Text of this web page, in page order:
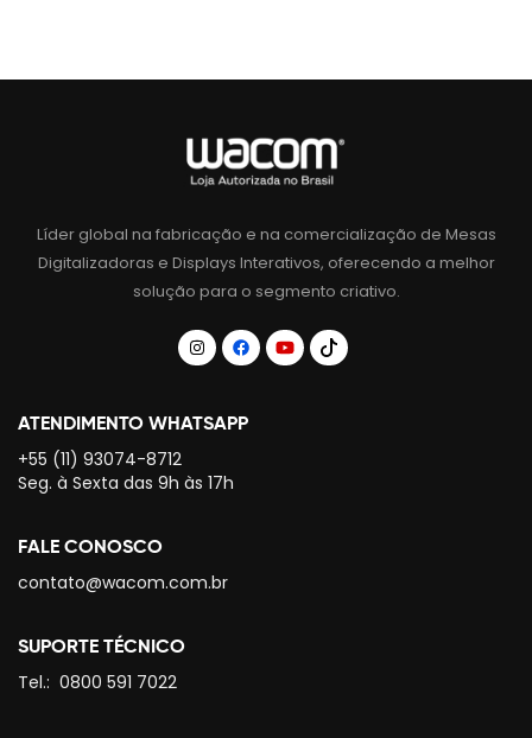
Líder global na fabricação e na comercialização de Mesas
Digitalizadoras e Displays Interativos, oferecendo a melhor
solução para o segmento criativo.
ATENDIMENTO WHATSAPP
+55 (11) 93074-8712
Seg. à Sexta das 9h às 17h
FALE CONOSCO
contato@wacom.com.br
SUPORTE TÉCNICO
Tel.: 0800 591 7022